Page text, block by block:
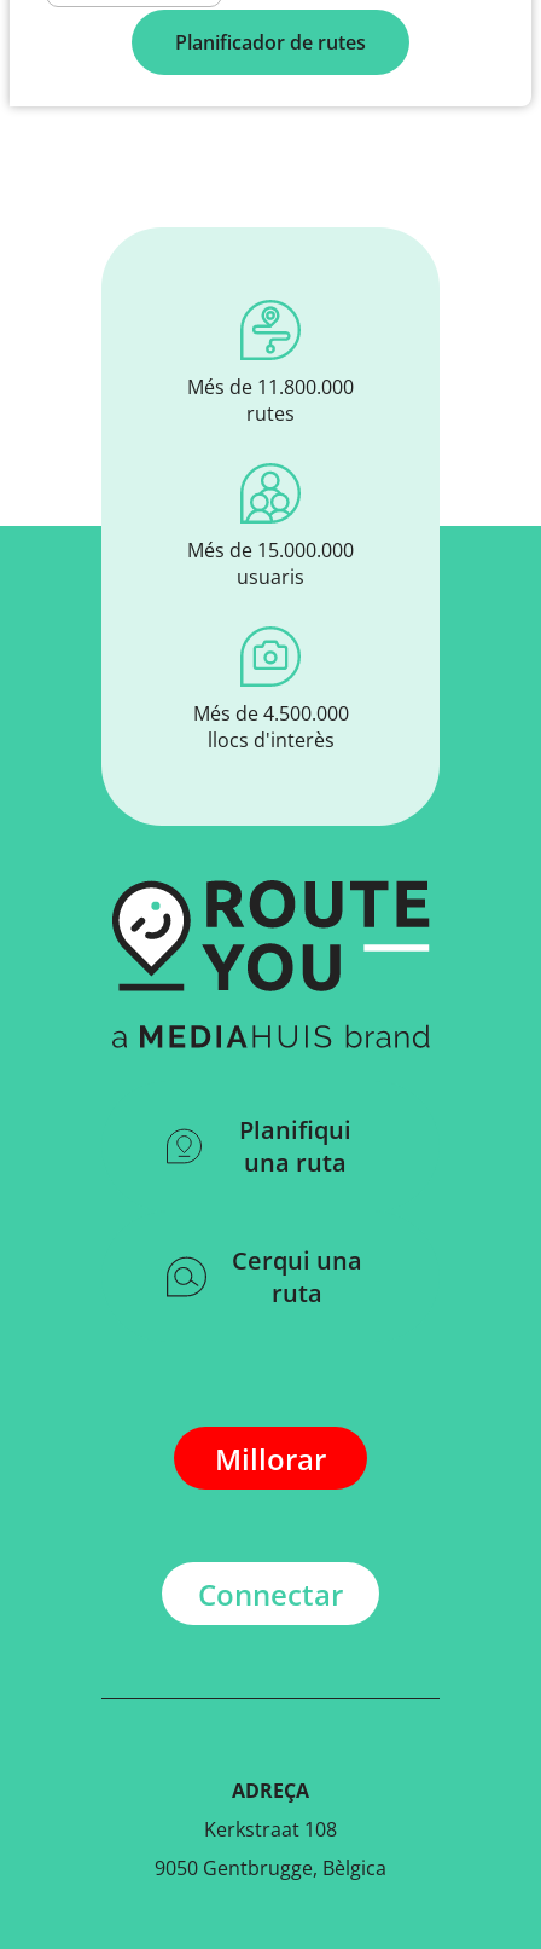
Planificador de rutes
Més de 11.800.000
rutes
Més de 15.000.000
usuaris
Més de 4.500.000
llocs d'interès
Planifiqui
una ruta
Cerqui una
ruta
Millorar
Connectar
ADREÇA
Kerkstraat 108
9050 Gentbrugge, Bèlgica